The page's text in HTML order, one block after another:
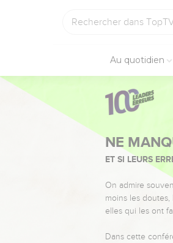
Au quotidien
NE
ET SI LEURS
On admire
moins les doutes,
elles qui les ont
Dans cette